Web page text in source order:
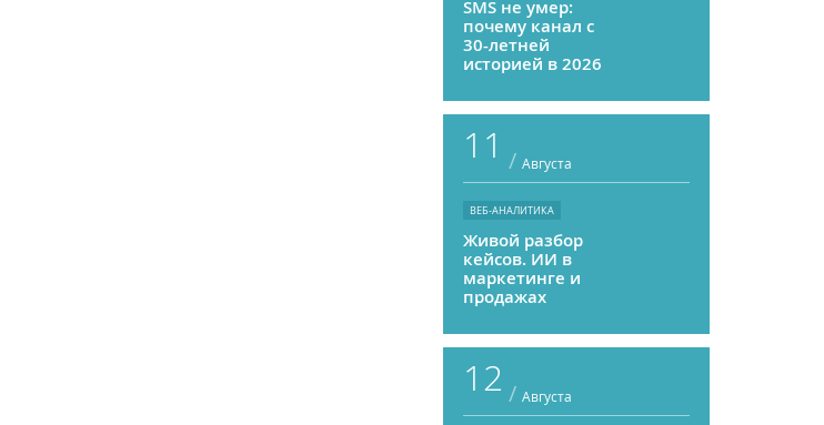
SMS не умер:
почему канал с
30-летней
историей в 2026
приносить ROMI
выше, чем
мессенджеры
11 / Августа
ВЕБ-АНАЛИТИКА
Живой разбор
кейсов. ИИ в
маркетинге и
продажах
12 / Августа